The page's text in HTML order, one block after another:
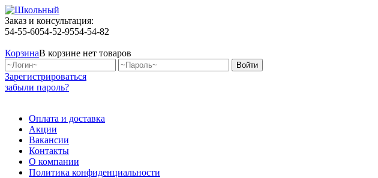
Заказ и консультация:
54-55-6054-52-9554-54-82
КорзинаВ корзине нет товаров
Зарегистрироваться
забыли пароль?
Оплата и доставка
Акции
Вакансии
Контакты
О компании
Политика конфиденциальности